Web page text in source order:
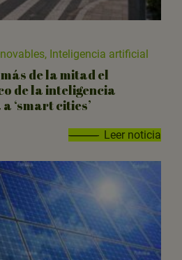
Inteligencia artificial
de la mitad el
de la inteligencia
‘smart cities’
Leer noticia